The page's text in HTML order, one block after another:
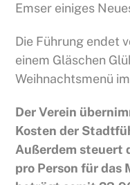
Emser einiges
Die Führung endet
einem Gläschen
Weihnachtsmenü
Der Verein
Kosten der
Außerdem steuert
pro Person für das